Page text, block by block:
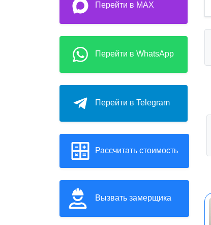
Перейти в MAX
Перейти в WhatsApp
Перейти в Telegram
Рассчитать стоимость
Вызвать замерщика